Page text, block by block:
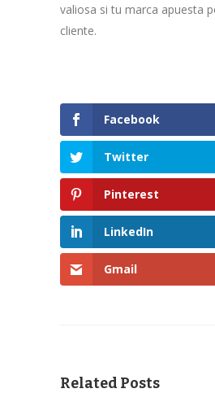
valiosa si tu marca apuesta
cliente.
Facebook
Twitter
Pinterest
LinkedIn
Gmail
Related Posts